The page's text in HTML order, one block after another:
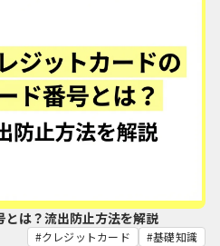
とは？流出防止方法を解説
クレジットカード
基礎知識